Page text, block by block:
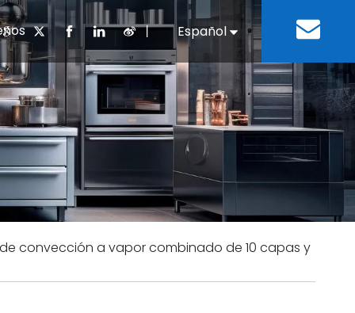
chino Equipos de refrigeración
Equipo para lavar platos
Negocios e Industria Residencias de
Descargar
del desarrollo
丨 Español
English
convección a vapor combinado de 10 capas y